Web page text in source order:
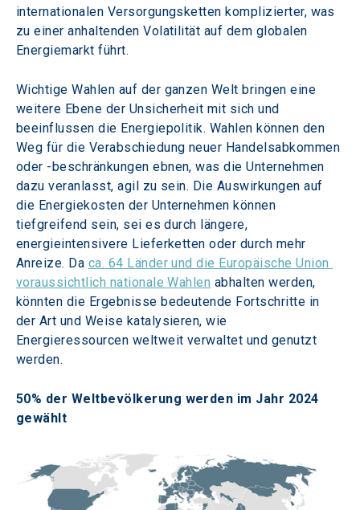
internationalen Versorgungsketten komplizierter, was
zu einer anhaltenden Volatilität auf dem globalen
Energiemarkt führt.
Wichtige Wahlen auf der ganzen Welt bringen eine
weitere Ebene der Unsicherheit mit sich und
beeinflussen die Energiepolitik. Wahlen können den
Weg für die Verabschiedung neuer Handelsabkommen
oder -beschränkungen ebnen, was die Unternehmen
dazu veranlasst, agil zu sein. Die Auswirkungen auf
die Energiekosten der Unternehmen können
tiefgreifend sein, sei es durch längere,
energieintensivere Lieferketten oder durch mehr
Anreize. Da ca. 64 Länder und die Europäische Union
voraussichtlich nationale Wahlen abhalten werden,
könnten die Ergebnisse bedeutende Fortschritte in
der Art und Weise katalysieren, wie
Energieressourcen weltweit verwaltet und genutzt
werden.
50% der Weltbevölkerung werden im Jahr 2024
gewählt